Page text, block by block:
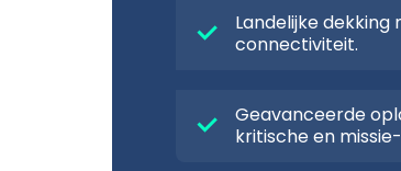
Landelijke
connectiviteit.
Geavanceerde
kritische en